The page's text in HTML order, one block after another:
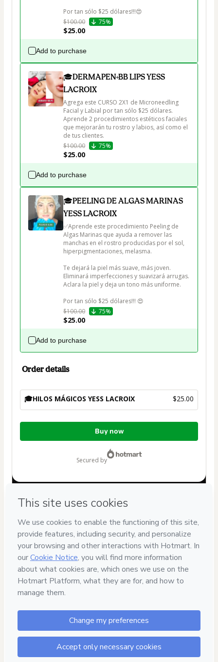
Por tan sólo $25 dólares!!!😍
$100.00
75%
$25.00
Add to purchase
🎓DERMAPEN+BB LIPS YESS
LACROIX
Agrega este CURSO 2X1 de Microneedling
Facial y Labial por tan sólo $25 dólares.
Aprende 2 procedimientos estéticos faciales
que mejorarán tu rostro y labios, así como el
de tus clientes.
$100.00
75%
$25.00
Add to purchase
🎓PEELING DE ALGAS MARINAS
YESS LACROIX
✅Aprende este procedimiento Peeling de
Algas Marinas que ayuda a remover las
manchas en el rostro producidas por el sol,
hiperpigmentaciones, melasma.
Te dejará la piel más suave, más joven.
Eliminará imperfecciones y suavizará arrugas.
Aclara la piel y deja un tono más uniforme.
$100.00
75%
$25.00
Add to purchase
Order details
🎓HILOS MÁGICOS YESS LACROIX $25.00
Total
Buy now
secured by
If you need to submit a request to our support team, please
provide the code below:
CKTID-O88959749W1-1786110824361-4532
Was your information autofill in? Click here to learn more
By clicking 'Buy Now' I declare that I (i) understand that
and has no responsibility for the content and/or control over
it; (ii) agree to Hotmart’s
and accompanied by a legal guardian.
Learn more about your purchasehere.
Hotmart ©2026- All rights reserved
2026-08-07T13:53:47.044Z REF.